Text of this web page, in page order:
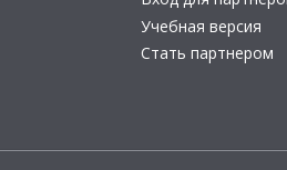
Учебная версия
Стать партнером